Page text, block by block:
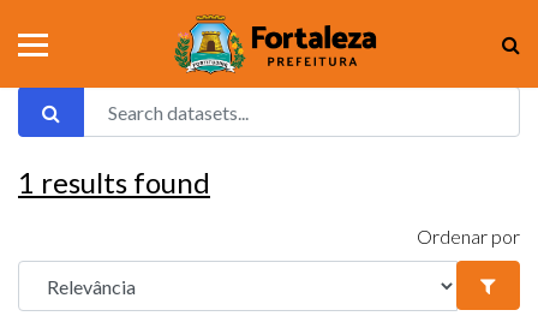
1 results found
Ordenar por